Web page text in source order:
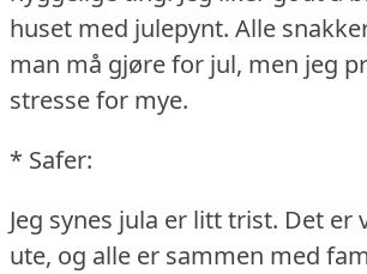
huset med julepynt. Alle
man må gjøre for jul, men jeg
stresse for mye.
* Safer:
Jeg synes jula er litt trist. Det er
ute, og alle er sammen med